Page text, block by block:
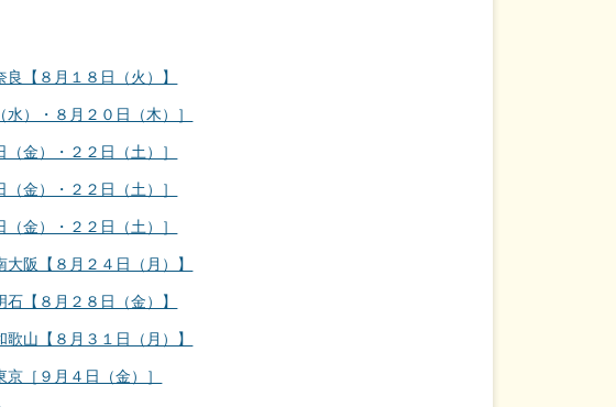
【８月１８日（火）】
）・８月２０日（木）］
金）・２２日（土）］
金）・２２日（土）］
金）・２２日（土）］
阪【８月２４日（月）】
【８月２８日（金）】
山【８月３１日（月）】
［９月４日（金）］